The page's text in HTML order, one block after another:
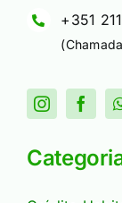
+351